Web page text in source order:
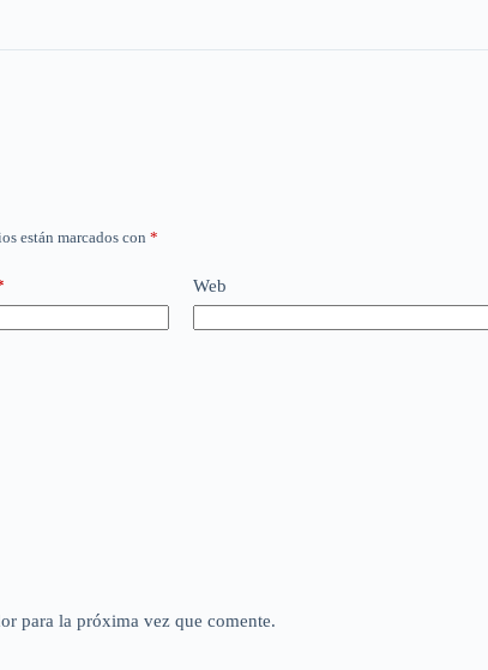
están marcados con *
Web
para la próxima vez que comente.